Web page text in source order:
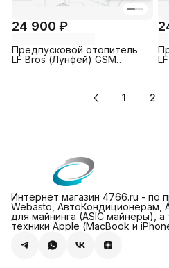
24 900 ₽
Предпусковой отопитель
LF Bros (Лунфей) GSM
1 2
Интернет магазин 4766.ru - по
Webasto, АвтоКондиционерам,
для майнинга (ASIC майнеры), а
техники Apple (МасBook и